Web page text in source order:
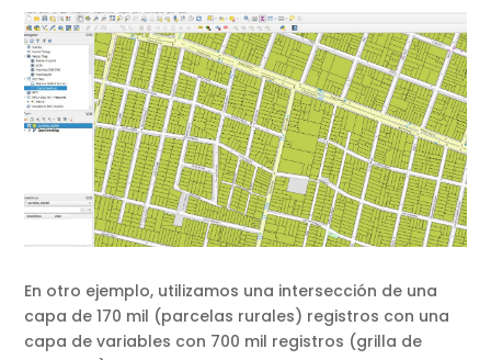
En otro ejemplo, utilizamos una intersección de una
capa de 170 mil (parcelas rurales) registros con una
capa de variables con 700 mil registros (grilla de